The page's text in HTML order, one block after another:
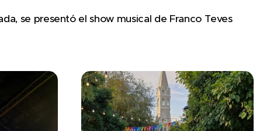
se presentó el show musical de Franco Teves